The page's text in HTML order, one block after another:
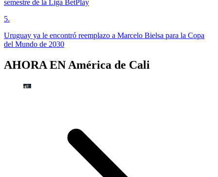
semestre de la Liga BetPlay
5.
Uruguay ya le encontró reemplazo a Marcelo Bielsa para la Copa
del Mundo de 2030
AHORA ENAmérica de Cali